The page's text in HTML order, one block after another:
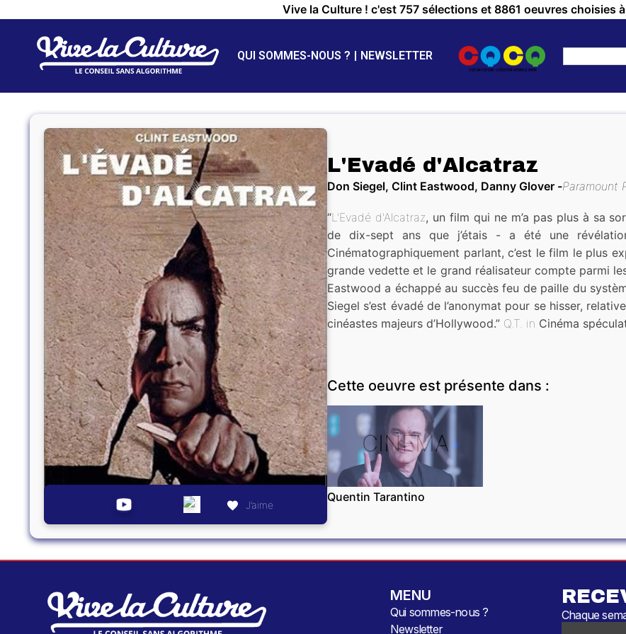
Vive la Culture ! c'est 757 sélections et 8861 oeuvres choisies
QUI SOMMES-NOUS ? NEWSLETTER
J’aime
L'Evadé d'Alcatraz
Don Siegel, Clint Eastwood, Danny Glover Paramount
“L'Evadé d'Alcatraz, un film qui ne m’a pas plus à sa
de dix-sept ans que j’étais - a été une
Cinématographiquement parlant, c’est le film le plus
grande vedette et le grand réalisateur compte parmi
Eastwood a échappé au succès feu de paille du
Siegel s’est évadé de l’anonymat pour se hisser,
cinéastes majeurs d’Hollywood.” Q.T. in Cinéma
Cette oeuvre est présente dans :
CINÉMA
Quentin Tarantino
MENU
Qui sommes-nous ?
Newsletter
Chaque